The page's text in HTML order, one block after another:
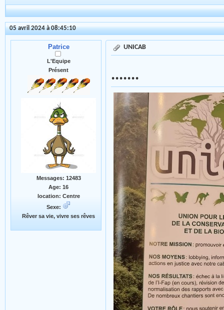
05 avril 2024 à 08:45:10
Patrice
L'Equipe
Présent
Messages: 12483
Age: 16
location: Centre
Sexe:
Rêver sa vie, vivre ses rêves
UNICAB
.......